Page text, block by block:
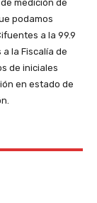
medición de
podamos
a la 99.9
la Fiscalía de
de iniciales
en estado de